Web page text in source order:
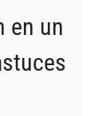
en un